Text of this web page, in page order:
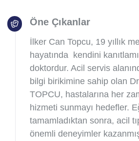
Öne Çıkanlar
İlker Can Topcu, 19 yıllık
hayatında kendini
doktordur. Acil servis
bilgi birikimine sahip olan
TOPCU, hastalarına her
hizmeti sunmayı hedefler.
tamamladıktan sonra, acil
önemli deneyimler